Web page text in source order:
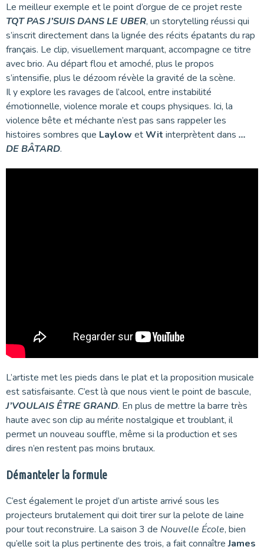
Le meilleur exemple et le point d’orgue de ce projet reste
TQT PAS J’SUIS DANS LE UBER, un storytelling réussi qui
s’inscrit directement dans la lignée des récits épatants du rap
français. Le clip, visuellement marquant, accompagne ce titre
avec brio. Au départ flou et amoché, plus le propos
s’intensifie, plus le dézoom révèle la gravité de la scène.
Il y explore les ravages de l’alcool, entre instabilité
émotionnelle, violence morale et coups physiques. Ici, la
violence bête et méchante n’est pas sans rappeler les
histoires sombres que Laylow etWit interprètent dans …
DE BÂTARD.
L’artiste met les pieds dans le plat et la proposition musicale
est satisfaisante. C’est là que nous vient le point de bascule,
J’VOULAIS ÊTRE GRAND. En plus de mettre la barre très
haute avec son clip au mérite nostalgique et troublant, il
permet un nouveau souffle, même si la production et ses
dires n’en restent pas moins brutaux.
Démanteler la formule
C’est également le projet d’un artiste arrivé sous les
projecteurs brutalement qui doit tirer sur la pelote de laine
pour tout reconstruire. La saison 3 de Nouvelle École, bien
qu’elle soit la plus pertinente des trois, a fait connaîtreJames